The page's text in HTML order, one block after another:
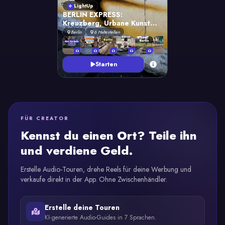
LightUp
BERLIN EXPRESS:
Kreuzberg, Urbane Kunst
und Alternative Kultur
Berlín 6 Haltestellen
Starten
FÜR CREATOR
Kennst du einen Ort? Teile ihn
und verdiene Geld.
Erstelle Audio-Touren, drehe Reels für deine Werbung und
verkaufe direkt in der App. Ohne Zwischenhändler.
Erstelle deine Touren
KI-generierte Audio-Guides in 7 Sprachen.